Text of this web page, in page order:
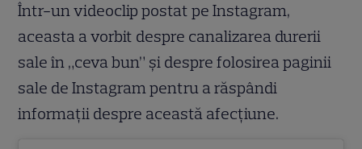
Într-un videoclip postat pe Instagram,
aceasta a vorbit despre canalizarea durerii
sale în „ceva bun” și despre folosirea paginii
sale de Instagram pentru a răspândi
informații despre această afecțiune.